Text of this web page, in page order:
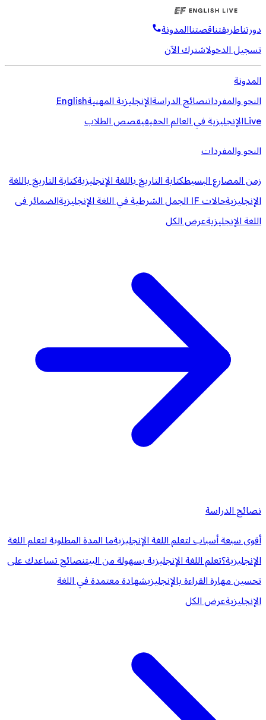
دورتناطريقتناقصتناالمدونة
تسجيل الدخولاشترك الآن
المدونة
النحو والمفرداتنصائح الدراسةالإنجليزية المهنيةEnglish
Liveالإنجليزية في العالم الحقيقيقصص الطلاب
النحو والمفردات
زمن المضارع البسيطكتابة التاريخ باللغة الإنجليزيةكتابة التاريخ باللغة
الإنجليزيةحالات IF الجمل الشرطية في اللغة الإنجليزية
الضمائر فى
اللغة الإنجليزيةعرض الكل
نصائح الدراسة
أقوى سبعة أسباب لتعلم اللغة الإنجليزيةما المدة المطلوبة لتعلم اللغة
الإنجليزية؟تعلم اللغة الإنجليزية بسهولة من البيتنصائح تساعدك على
تحسين مهارة القراءة بالإنجليزيشهادة معتمدة في اللغة
الإنجليزيةعرض الكل